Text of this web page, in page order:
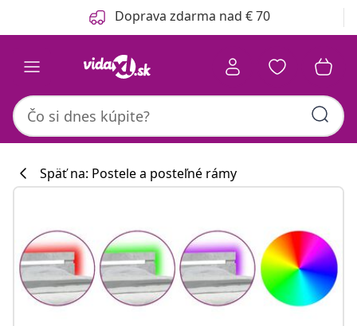
Predchádzajúce Doprava zdarma nad € 70
Späť na: Postele a posteľné rámy